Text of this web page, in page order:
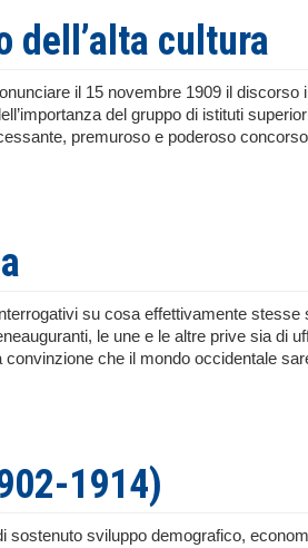
dell’alta cultura
il 15 novembre 1909 il discorso
del gruppo di istituti
premuroso e poderoso
su cosa effettivamente stesse
le une e le altre prive sia di
che il mondo occidentale
1914)
sviluppo demografico,